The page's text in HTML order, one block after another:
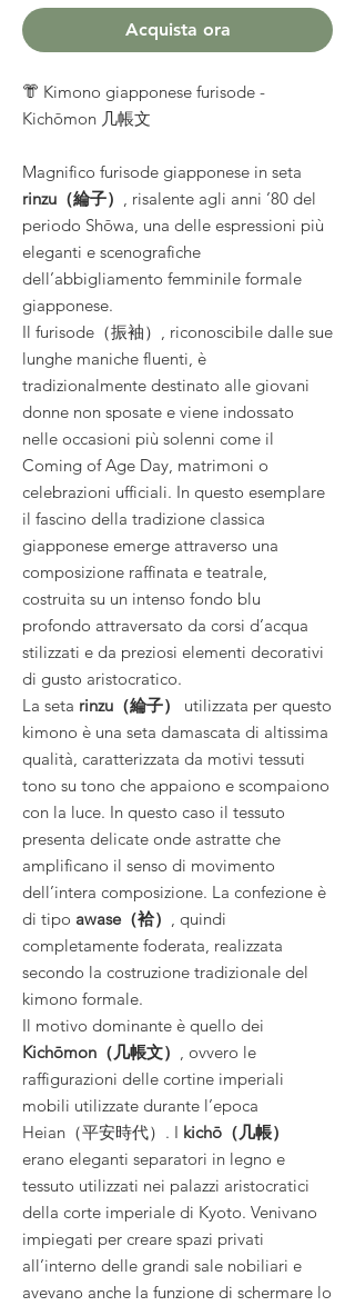
Acquista ora
👘 Kimono giapponese furisode -
Kichōmon 几帳文
Magnifico furisode giapponese in seta
rinzu（綸子） , risalente agli anni ’80 del
periodo Shōwa, una delle espressioni più
eleganti e scenografiche
dell’abbigliamento femminile formale
giapponese.
Il furisode（振袖）, riconoscibile dalle sue
lunghe maniche fluenti, è
tradizionalmente destinato alle giovani
donne non sposate e viene indossato
nelle occasioni più solenni come il
Coming of Age Day, matrimoni o
celebrazioni ufficiali. In questo esemplare
il fascino della tradizione classica
giapponese emerge attraverso una
composizione raffinata e teatrale,
costruita su un intenso fondo blu
profondo attraversato da corsi d’acqua
stilizzati e da preziosi elementi decorativi
di gusto aristocratico.
La seta rinzu（綸子）
utilizzata per questo
kimono è una seta damascata di altissima
qualità, caratterizzata da motivi tessuti
tono su tono che appaiono e scompaiono
con la luce. In questo caso il tessuto
presenta delicate onde astratte che
amplificano il senso di movimento
dell’intera composizione. La confezione è
di tipo awase（袷） , quindi
completamente foderata, realizzata
secondo la costruzione tradizionale del
kimono formale.
Il motivo dominante è quello dei
Kichōmon（几帳文） , ovvero le
raffigurazioni delle cortine imperiali
mobili utilizzate durante l’epoca
Heian（平安時代）. I kichō（几帳）
erano eleganti separatori in legno e
tessuto utilizzati nei palazzi aristocratici
della corte imperiale di Kyoto. Venivano
impiegati per creare spazi privati
all’interno delle grandi sale nobiliari e
avevano anche la funzione di schermare lo